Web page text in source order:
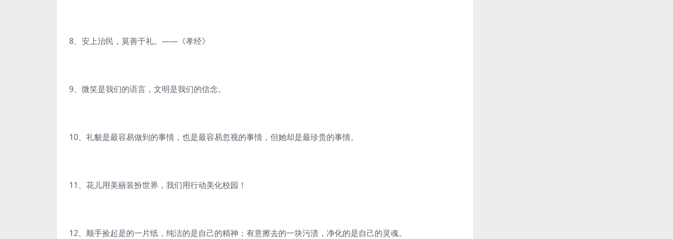
8、安上治民，莫善于礼。——《孝经》
9、微笑是我们的语言，文明是我们的信念。
10、礼貌是最容易做到的事情，也是最容易忽视的事情，但她却是最珍贵的事情。
11、花儿用美丽装扮世界，我们用行动美化校园！
12、顺手捡起是的一片纸，纯洁的是自己的精神；有意擦去的一块污渍，净化的是自己的灵魂。